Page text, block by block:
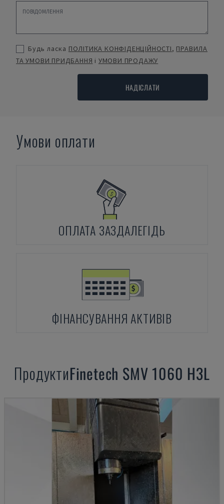
Будь ласка ПОЛІТИКА КОНФІДЕНЦІЙНОСТІ, ПРАВИЛА
ТА УМОВИ ПРИДБАННЯ і УМОВИ ПРОДАЖУ
НАДІСЛАТИ
Умови оплати
ОПЛАТА ЗАЗДАЛЕГІДЬ
ФІНАНСУВАННЯ АКТИВІВ
ПродуктиFinetech SMV 1060 H3L